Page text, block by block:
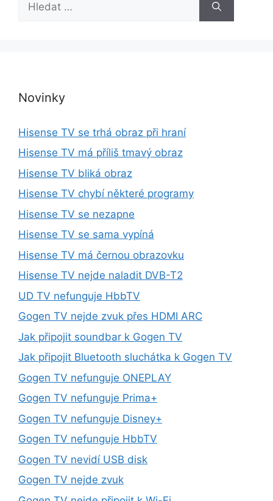
:Novinky
Hisense TV se trhá obraz při hraní
Hisense TV má příliš tmavý obraz
Hisense TV bliká obraz
Hisense TV chybí některé programy
Hisense TV se nezapne
Hisense TV se sama vypíná
Hisense TV má černou obrazovku
Hisense TV nejde naladit DVB-T2
UD TV nefunguje HbbTV
Gogen TV nejde zvuk přes HDMI ARC
Jak připojit soundbar k Gogen TV
Jak připojit Bluetooth sluchátka k Gogen TV
Gogen TV nefunguje ONEPLAY
Gogen TV nefunguje Prima+
Gogen TV nefunguje Disney+
Gogen TV nefunguje HbbTV
Gogen TV nevidí USB disk
Gogen TV nejde zvuk